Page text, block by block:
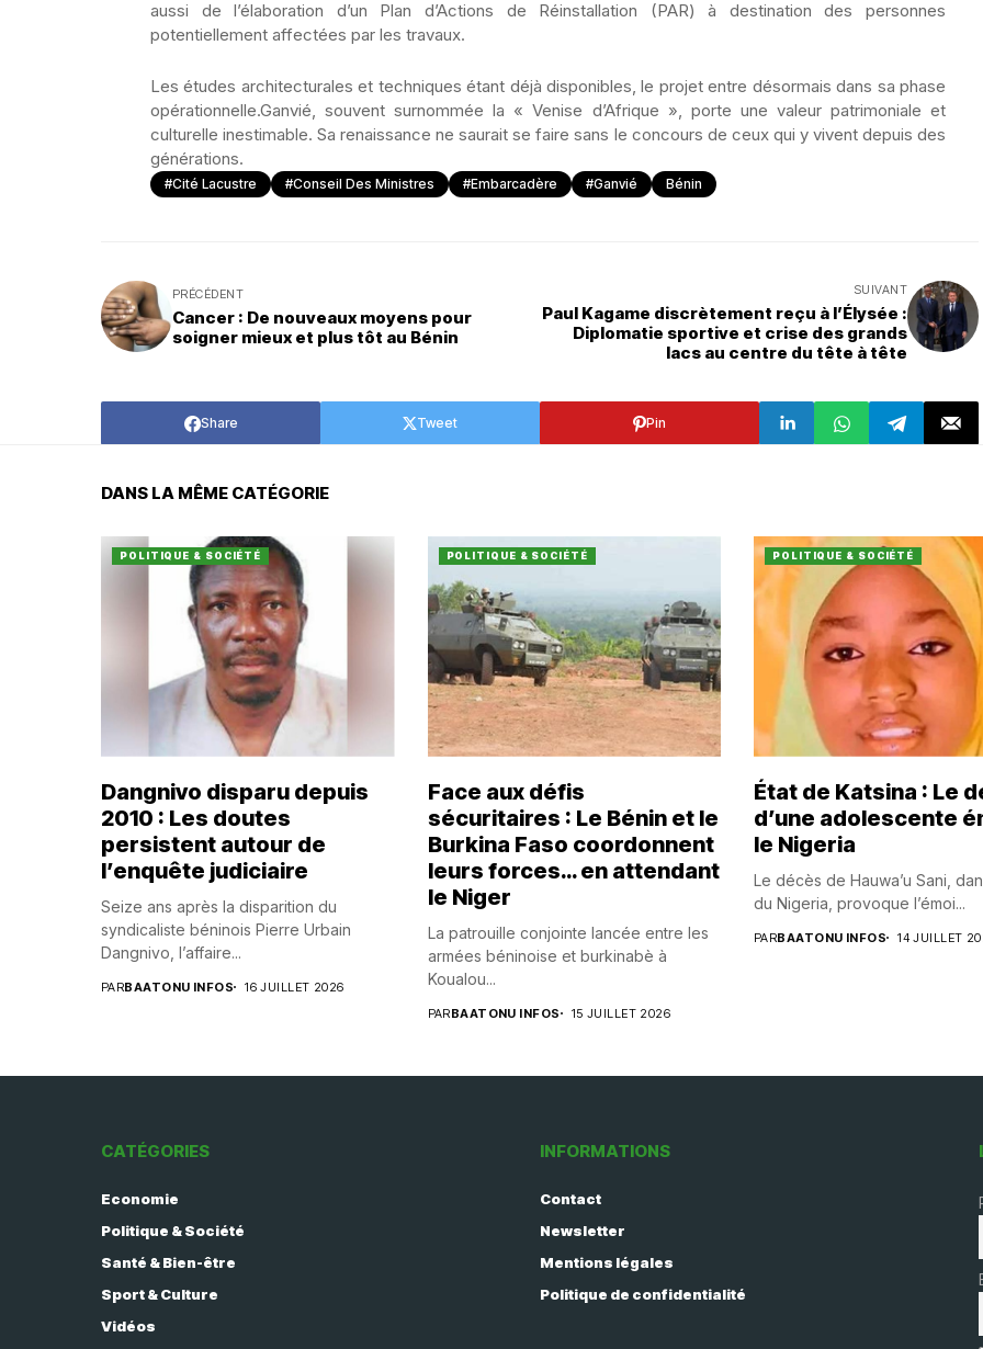
aussi de l’élaboration d’un Plan d’Actions de Réinstallation (PAR) à destination des personnes
potentiellement affectées par les travaux.
Les études architecturales et techniques étant déjà disponibles, le projet entre désormais dans sa phase
opérationnelle.Ganvié, souvent surnommée la « Venise d’Afrique », porte une valeur patrimoniale et
culturelle inestimable. Sa renaissance ne saurait se faire sans le concours de ceux qui y vivent depuis des
générations.
#Cité Lacustre #Conseil Des Ministres #Embarcadère #Ganvié Bénin
PRÉCÉDENT
Cancer : De nouveaux moyens pour
soigner mieux et plus tôt au Bénin
SUIVANT
Paul Kagame discrètement reçu à l’Élysée :
Diplomatie sportive et crise des grands
lacs au centre du tête à tête
Share Tweet Pin
DANS LA MÊME CATÉGORIE
POLITIQUE & SOCIÉTÉ
Dangnivo disparu depuis
2010 : Les doutes
persistent autour de
l’enquête judiciaire
Seize ans après la disparition du
syndicaliste béninois Pierre Urbain
Dangnivo, l’affaire...
PARBAATONU INFOS 16 JUILLET 2026
POLITIQUE & SOCIÉTÉ
Face aux défis
sécuritaires : Le Bénin et le
Burkina Faso coordonnent
leurs forces… en attendant
le Niger
La patrouille conjointe lancée entre les
armées béninoise et burkinabè à
Koualou...
PARBAATONU INFOS 15 JUILLET 2026
POLITIQUE & SOCIÉTÉ
État de Katsina : Le
d’une adolescente
le Nigeria
Le décès de Hauwa’u Sani,
du Nigeria, provoque l’émoi...
PARBAATONU INFOS 14 JUILLET
CATÉGORIES
Economie
Politique & Société
Santé & Bien-être
Sport & Culture
Vidéos
INFORMATIONS
Contact
Newsletter
Mentions légales
Politique de confidentialité